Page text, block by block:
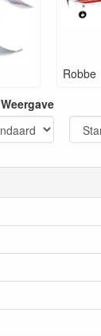
Robbe
Weergave